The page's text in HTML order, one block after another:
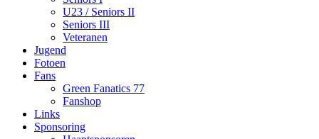
U23 / Seniors II
Seniors III
Veteranen
Jugend
Fotoen
Fans
Green Fanatics 77
Fanshop
Links
Sponsoring